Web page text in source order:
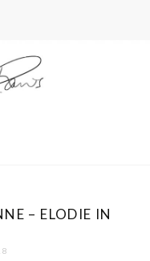
– ELODIE IN